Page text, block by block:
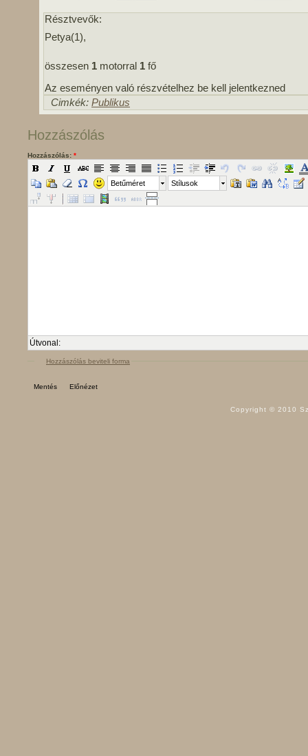
Résztvevők:
Petya(1),
összesen 1 motorral 1 fő
Az eseményen való részvételhez be kell jelentkezned
Cimkék: Publikus
Hozzászólás
Hozzászólás: *
Betűméret Stílusok
Útvonal:
Hozzászólás beviteli forma
Copyright © 2010